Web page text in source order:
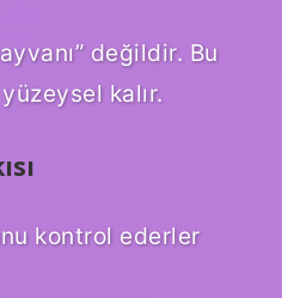
değildir. Bu
kalır.
kontrol ederler